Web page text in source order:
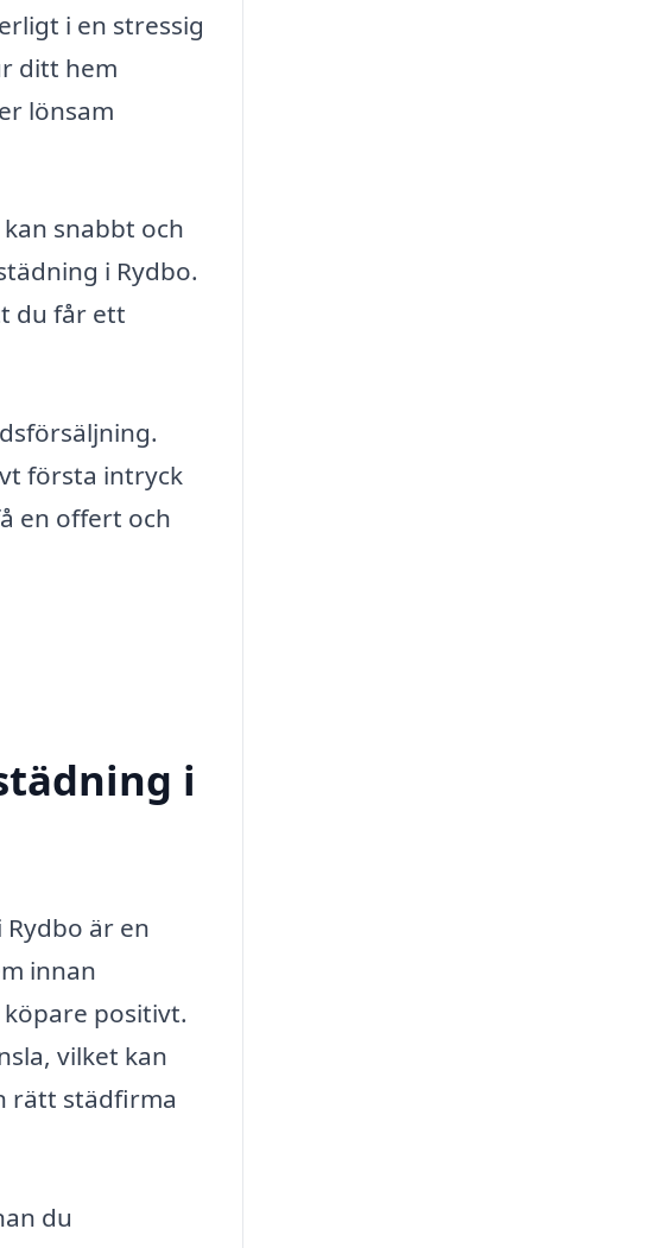
i en stressig
ditt hem
lönsam
snabbt och
i Rydbo.
du får ett
första intryck
en offert och
i
är en
innan
positivt.
vilket kan
rätt städfirma
du